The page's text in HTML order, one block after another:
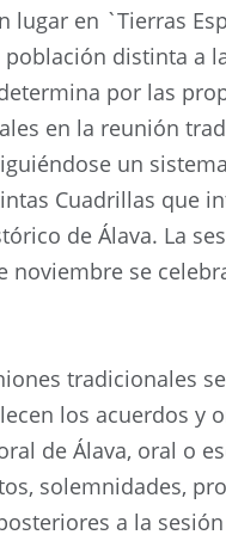
lugar en `Tierras
población distinta a
por las
en la reunión
un
Cuadrillas que
de Álava. La
noviembre se
tradicionales
los acuerdos y
de Álava, oral o
solemnidades,
a la